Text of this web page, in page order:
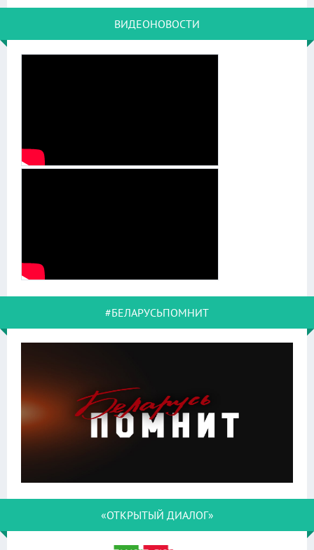
ВИДЕОНОВОСТИ
#БЕЛАРУСЬПОМНИТ
«ОТКРЫТЫЙ ДИАЛОГ»